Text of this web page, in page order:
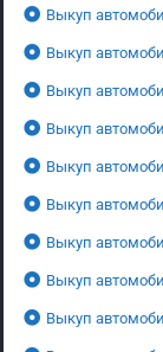
Выкуп
Выкуп
Выкуп
Выкуп
Выкуп
Выкуп
Выкуп
Выкуп
Выкуп